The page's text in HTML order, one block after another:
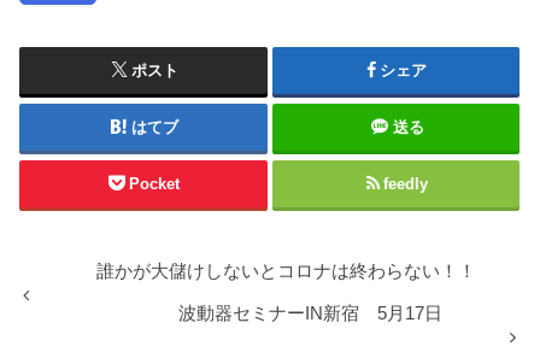
ポスト シェア
はてブ 送る
Pocket feedly
誰かが大儲けしないとコロナは終わらない！！
波動器セミナーIN新宿 5月17日